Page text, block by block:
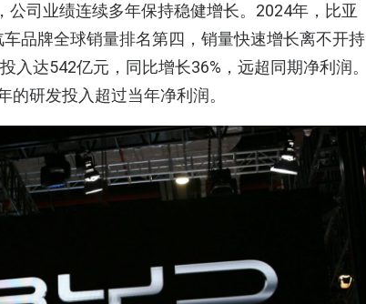
司业绩连续多年保持稳健增长。2024年，比亚
品牌全球销量排名第四，销量快速增长离不开持
达542亿元，同比增长36%，远超同期净利润。
研发投入超过当年净利润。